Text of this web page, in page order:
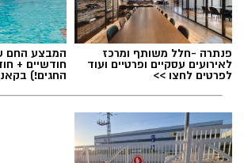
מערכת האתר / 09:04 23.07.26
תגים:טד
פנתרה -חלל משותף ומרכז
לאירועים עסקיים ופרטיים ועוד
לפרטים לחצו >>
המבצע החם
חודשיים +
החגים!)